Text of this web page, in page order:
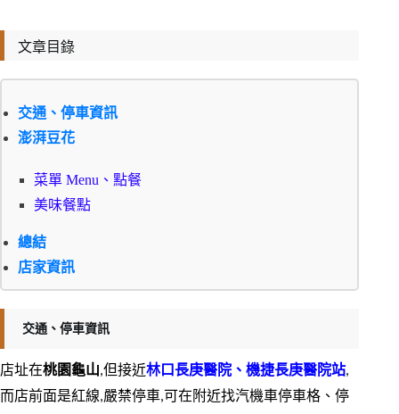
文章目錄
交通、停車資訊
澎湃豆花
菜單 Menu、點餐
美味餐點
總結
店家資訊
交通、停車資訊
店址在桃園龜山 ,但接近林口長庚醫院、機捷長庚醫院站,
而店前面是紅線,嚴禁停車,可在附近找汽機車停車格、停